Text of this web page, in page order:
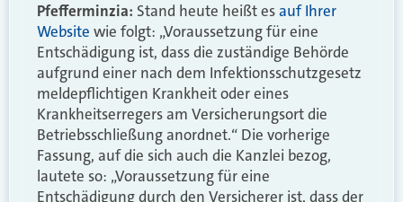
Pfefferminzia: Stand heute heißt esauf Ihrer
Website wie folgt: „Voraussetzung für eine
Entschädigung ist, dass die zuständige Behörde
aufgrund einer nach dem Infektionsschutzgesetz
meldepflichtigen Krankheit oder eines
Krankheitserregers am Versicherungsort die
Betriebsschließung anordnet.“ Die vorherige
Fassung, auf die sich auch die Kanzlei bezog,
lautete so: „Voraussetzung für eine
Entschädigung durch den Versicherer ist, dass der